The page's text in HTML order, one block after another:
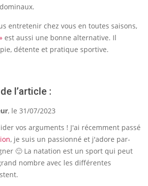
entretenir chez vous en toutes saisons,
est aussi une bonne alternative. Il
détente et pratique sportive.
l’article :
, le 31/07/2023
vos arguments ! J'ai récemment passé
, je suis un passionné et j'adore par-
🙂 La natation est un sport qui peut
nombre avec les différentes